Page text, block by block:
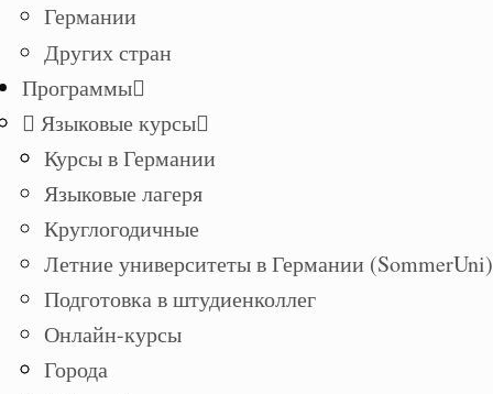
Германии
Других стран
Программы
Языковые курсы
Курсы в Германии
Языковые лагеря
Круглогодичные
Летние университеты в Германии (SommerUni)
Подготовка в штудиенколлег
Онлайн-курсы
Города